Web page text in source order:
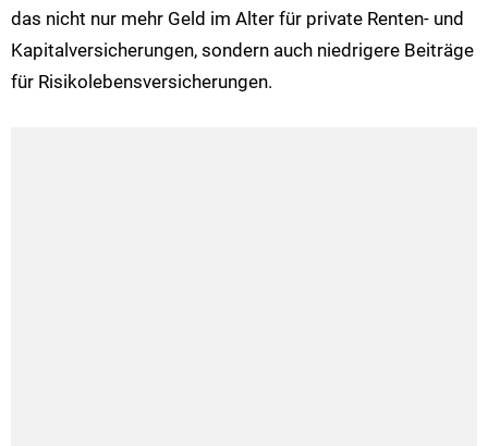
das nicht nur mehr Geld im Alter für private Renten- und
Kapitalversicherungen, sondern auch niedrigere Beiträge
für Risikolebensversicherungen.